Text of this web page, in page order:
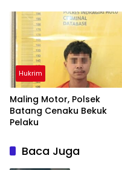
Hukrim
Maling Motor, Polsek
Batang Cenaku Bekuk
Baca Juga